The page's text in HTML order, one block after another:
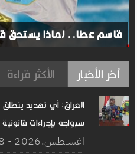
قاسم عطا.. لماذا يستحق
آخر الأخبار الأكثر قراءة
العراق: أي تهديد ينطلق
سيواجه بإجراءات
07 اغســطس.2026 - 2:28